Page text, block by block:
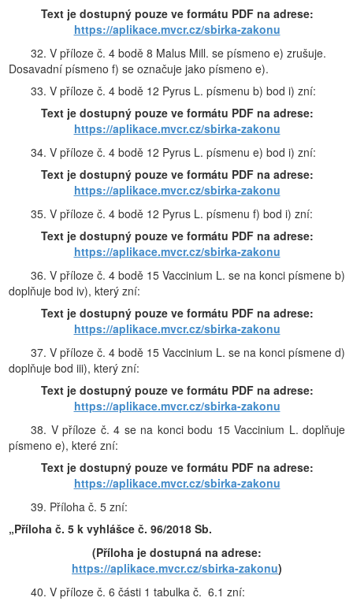
Text je dostupný pouze ve formátu PDF na adrese:
https://aplikace.mvcr.cz/sbirka-zakonu
32. V příloze č. 4 bodě 8 Malus Mill. se písmeno e) zrušuje.
Dosavadní písmeno f) se označuje jako písmeno e).
33. V příloze č. 4 bodě 12 Pyrus L. písmenu b) bod i) zní:
Text je dostupný pouze ve formátu PDF na adrese:
https://aplikace.mvcr.cz/sbirka-zakonu
34. V příloze č. 4 bodě 12 Pyrus L. písmenu e) bod i) zní:
Text je dostupný pouze ve formátu PDF na adrese:
https://aplikace.mvcr.cz/sbirka-zakonu
35. V příloze č. 4 bodě 12 Pyrus L. písmenu f) bod i) zní:
Text je dostupný pouze ve formátu PDF na adrese:
https://aplikace.mvcr.cz/sbirka-zakonu
36. V příloze č. 4 bodě 15 Vaccinium L. se na konci písmene b)
doplňuje bod iv), který zní:
Text je dostupný pouze ve formátu PDF na adrese:
https://aplikace.mvcr.cz/sbirka-zakonu
37. V příloze č. 4 bodě 15 Vaccinium L. se na konci písmene d)
doplňuje bod iii), který zní:
Text je dostupný pouze ve formátu PDF na adrese:
https://aplikace.mvcr.cz/sbirka-zakonu
38. V příloze č. 4 se na konci bodu 15 Vaccinium L. doplňuje
písmeno e), které zní:
Text je dostupný pouze ve formátu PDF na adrese:
https://aplikace.mvcr.cz/sbirka-zakonu
39. Příloha č. 5 zní:
„Příloha č. 5 k vyhlášce č. 96/2018 Sb.
(Příloha je dostupná na adrese:
https://aplikace.mvcr.cz/sbirka-zakonu)
40. V příloze č. 6 části 1 tabulka č. 6.1 zní: